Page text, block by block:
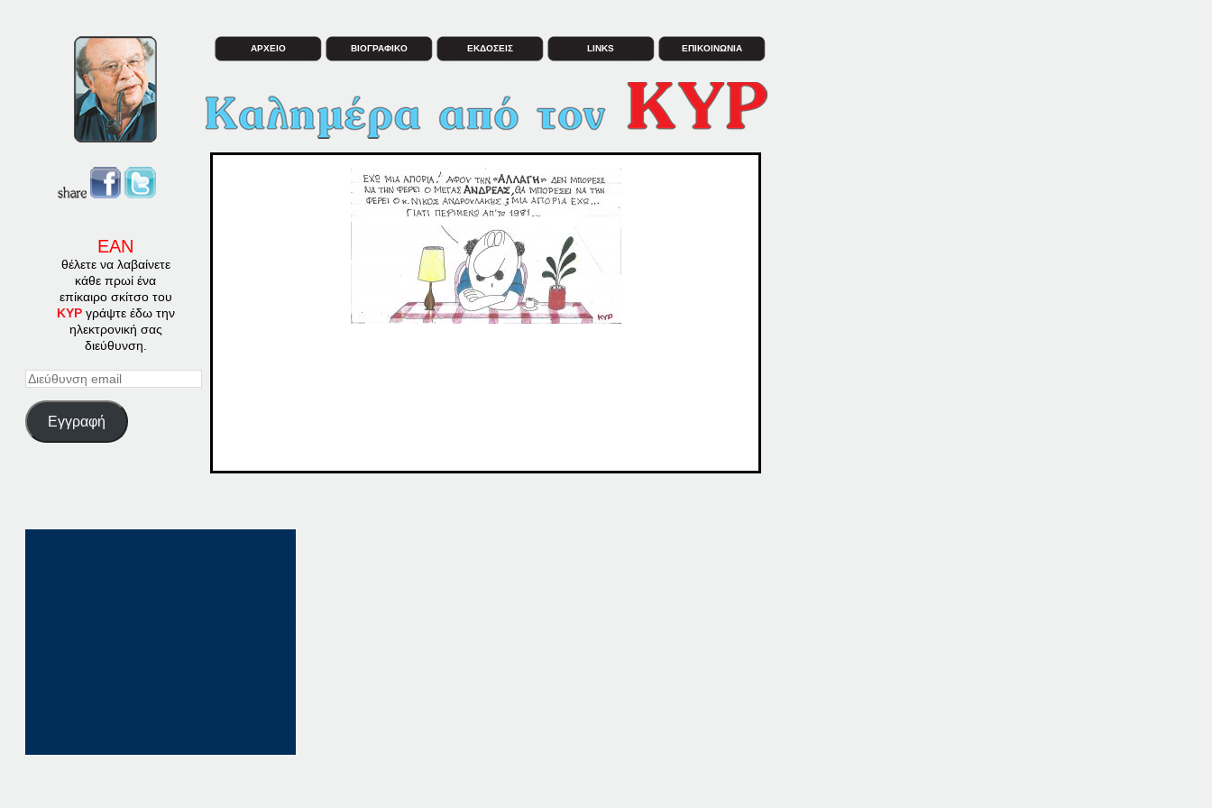
ΕΑΝ
θέλετε να λαβαίνετε
κάθε πρωί ένα
επίκαιρο σκίτσο του
ΚΥΡγράψτε έδω την
ηλεκτρονική σας
διεύθυνση.
Διεύθυνση
Εγγραφή
ΑΡΧΕΙΟ ΒΙΟΓΡΑΦΙΚΟ ΕΚΔΟΣΕΙΣ LINKS ΕΠΙΚΟΙΝΩΝΙΑ